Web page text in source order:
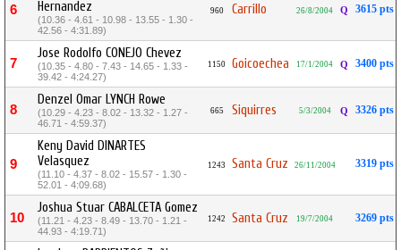
6
Hernandez
(10.36 - 4.61 - 10.98 - 13.55 - 1.30 -
42.56 - 4:31.89)
960 Carrillo 26/8/2004 Q 3615 pts
7
Jose Rodolfo CONEJO Chevez
(10.35 - 4.80 - 7.43 - 14.65 - 1.33 -
39.42 - 4:24.27)
1150 Goicoechea 17/1/2004 Q 3400 pts
8
Denzel Omar LYNCH Rowe
(10.29 - 4.23 - 8.02 - 13.32 - 1.27 -
46.71 - 4:59.37)
665 Siquirres 5/3/2004 Q 3326 pts
9
Keny David DINARTES
Velasquez
(11.10 - 4.37 - 8.02 - 15.57 - 1.30 -
52.01 - 4:09.68)
1243 Santa Cruz 26/11/2004 3319 pts
10
Joshua Stuar CABALCETA Gomez
(11.21 - 4.23 - 8.49 - 13.70 - 1.21 -
44.93 - 4:19.71)
1242 Santa Cruz 19/7/2004 3269 pts